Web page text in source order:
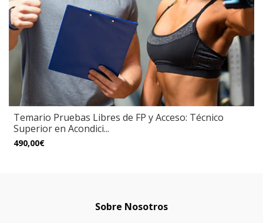
Temario Pruebas Libres de FP y Acceso: Técnico
Superior en Acondici...
490,00€
Sobre Nosotros